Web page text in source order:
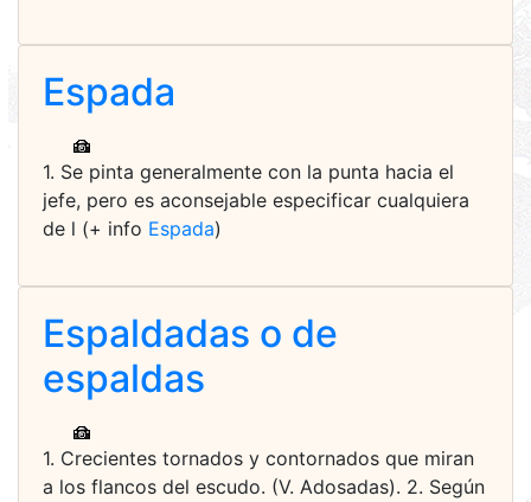
Espada
1. Se pinta generalmente con la punta hacia el
jefe, pero es aconsejable especificar cualquiera
de l (+ info Espada)
Espaldadas o de
espaldas
1. Crecientes tornados y contornados que miran
a los flancos del escudo. (V. Adosadas). 2. Según